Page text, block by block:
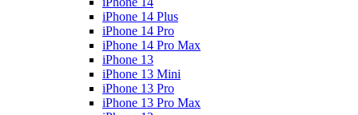
iPhone 14 Plus
iPhone 14 Pro
iPhone 14 Pro Max
iPhone 13
iPhone 13 Mini
iPhone 13 Pro
iPhone 13 Pro Max